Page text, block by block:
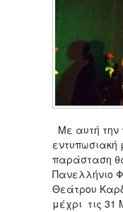
Με αυτή την
εντυπωσιακή
παράσταση
Πανελλήνιο
Θεάτρου
μέχρι τις 31